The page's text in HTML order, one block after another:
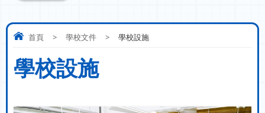
首頁 > 學校文件 > 學校設施
學校設施